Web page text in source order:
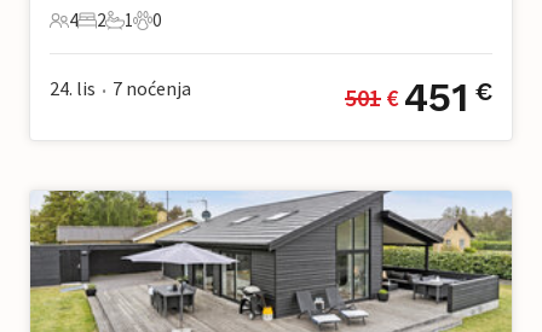
4 Gosti
4
2 Spavaće sobe
2
1 Kupaonica
1
0 Kućni ljubimac
0
24. lis • 7 noćenja 501 € 451 €